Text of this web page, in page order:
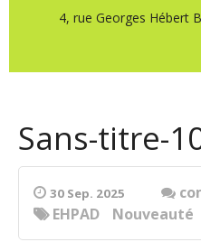
4, rue Georges Hébert
Sans-titre-
30 Sep. 2025
EHPAD Nouveauté